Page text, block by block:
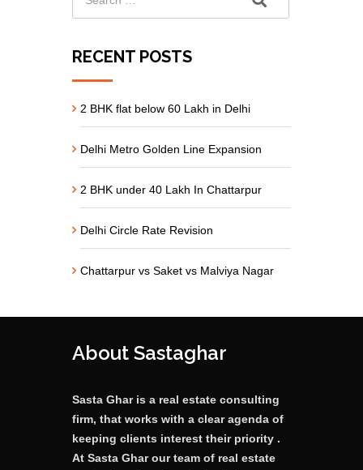
RECENT POSTS
2 BHK flat below 60 Lakh in Delhi
Delhi Metro Golden Line Expansion
2 BHK under 40 Lakh In Chattarpur
Delhi Circle Rate Revision
Chattarpur vs Saket vs Malviya Nagar
About Sastaghar
Sasta Ghar is a real estate consulting
firm, that works with a clear agenda of
keeping clients interest their priority .
At Sasta Ghar our team of real estate